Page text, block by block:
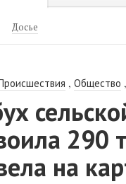
Досье
,Общество
290
на